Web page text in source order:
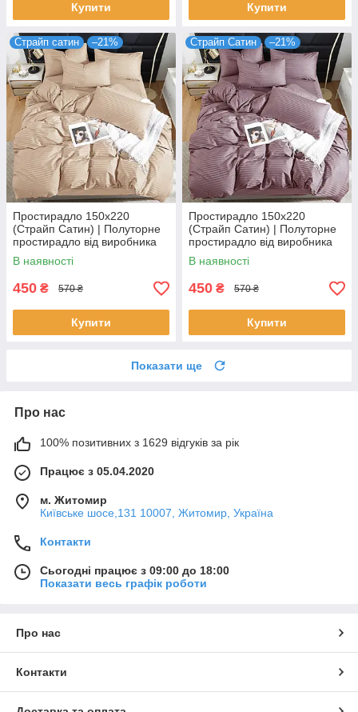
Купити Купити
Страйп сатин –21%
Простирадло 150х220
(Страйп Сатин) | Полуторне
простирадло від виробника
"Королева Ночі" | Бежевий
страйп сатин
В наявності
450 ₴ 570 ₴
Купити
Страйп Сатин –21%
Простирадло 150х220
(Страйп Сатин) | Полуторне
простирадло від виробника
"Королева Ночі" | Коричнево-
фіолетовий страйп сатин
В наявності
450 ₴ 570 ₴
Купити
Показати ще
Про нас
100% позитивних з 1629 відгуків за рік
Працює з 05.04.2020
м. Житомир
Київське шосе,131 10007, Житомир, Україна
Контакти
Сьогодні працює з 09:00 до 18:00
Показати весь графік роботи
Про нас
Контакти